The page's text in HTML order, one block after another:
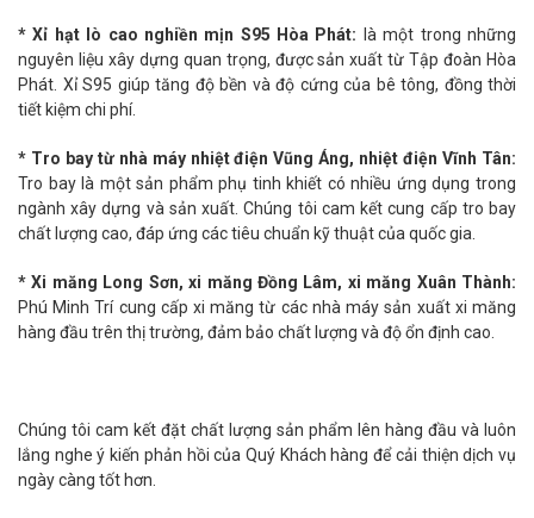
* Xỉ hạt lò cao nghiền mịn S95 Hòa Phát: là một trong những
nguyên liệu xây dựng quan trọng, được sản xuất từ Tập đoàn Hòa
Phát. Xỉ S95 giúp tăng độ bền và độ cứng của bê tông, đồng thời
tiết kiệm chi phí.
* Tro bay từ nhà máy nhiệt điện Vũng Áng, nhiệt điện Vĩnh Tân:
Tro bay là một sản phẩm phụ tinh khiết có nhiều ứng dụng trong
ngành xây dựng và sản xuất. Chúng tôi cam kết cung cấp tro bay
chất lượng cao, đáp ứng các tiêu chuẩn kỹ thuật của quốc gia.
* Xi măng Long Sơn, xi măng Đồng Lâm, xi măng Xuân Thành:
Phú Minh Trí cung cấp xi măng từ các nhà máy sản xuất xi măng
hàng đầu trên thị trường, đảm bảo chất lượng và độ ổn định cao.
Chúng tôi cam kết đặt chất lượng sản phẩm lên hàng đầu và luôn
lắng nghe ý kiến phản hồi của Quý Khách hàng để cải thiện dịch vụ
ngày càng tốt hơn.